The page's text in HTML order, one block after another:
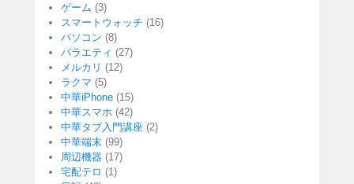
ゲーム (3)
スマートウォッチ (16)
パソコン (8)
バラエティ (27)
メルカリ (12)
ラクマ (5)
中華iPhone (15)
中華スマホ (42)
中華タブ入門講座 (2)
中華端末 (99)
周辺機器 (17)
宅配テロ (1)